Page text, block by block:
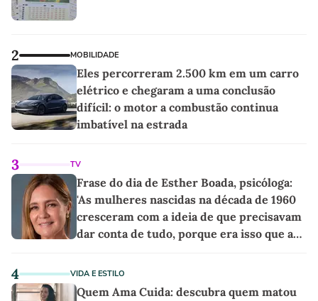
2 MOBILIDADE
Eles percorreram 2.500 km em um carro
elétrico e chegaram a uma conclusão
difícil: o motor a combustão continua
imbatível na estrada
3 TV
Frase do dia de Esther Boada, psicóloga:
'As mulheres nascidas na década de 1960
cresceram com a ideia de que precisavam
dar conta de tudo, porque era isso que a
4 VIDA E ESTILO
Quem Ama Cuida: descubra quem matou